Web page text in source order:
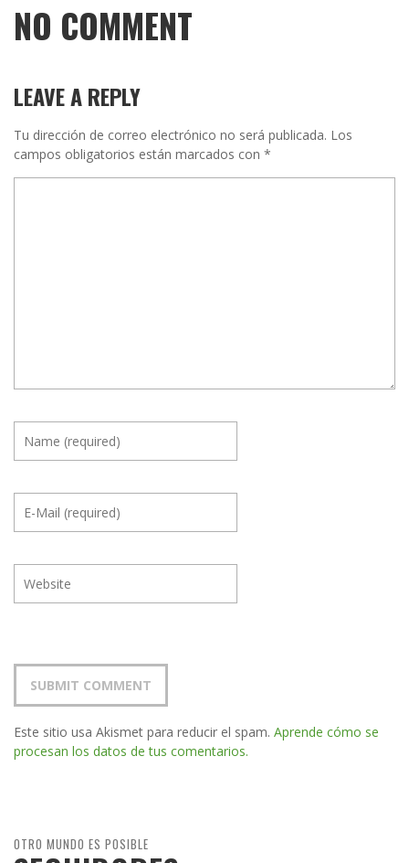
NO COMMENT
LEAVE A REPLY
Tu dirección de correo electrónico no será publicada. Los
campos obligatorios están marcados con *
Este sitio usa Akismet para reducir el spam. Aprende cómo se
procesan los datos de tus comentarios.
OTRO MUNDO ES POSIBLE